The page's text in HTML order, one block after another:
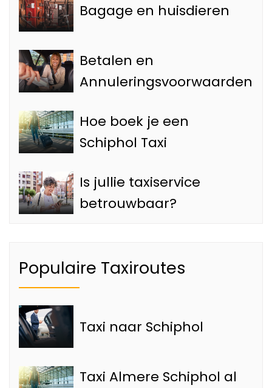
Bagage en huisdieren
Betalen en
Annuleringsvoorwaarden
Hoe boek je een
Schiphol Taxi
Is jullie taxiservice
betrouwbaar?
Populaire Taxiroutes
Taxi naar Schiphol
Taxi Almere Schiphol al